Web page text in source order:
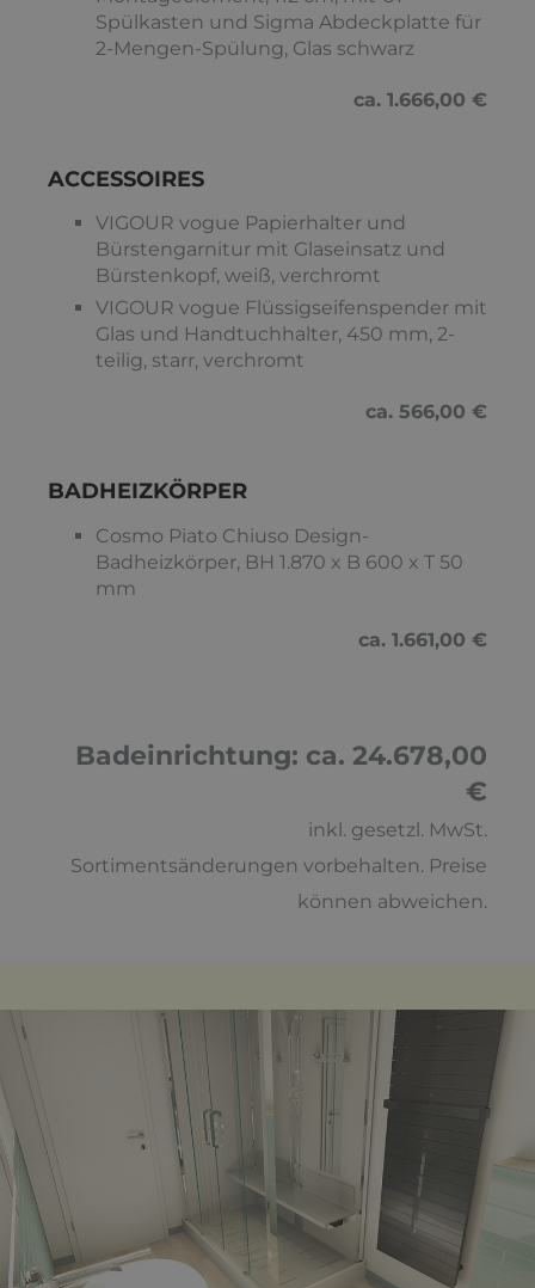
Spülkasten und Sigma Abdeckplatte für
2-Mengen-Spülung, Glas schwarz
ca. 1.666,00 €
ACCESSOIRES
VIGOUR vogue Papierhalter und
Bürstengarnitur mit Glaseinsatz und
Bürstenkopf, weiß, verchromt
VIGOUR vogue Flüssigseifenspender mit
Glas und Handtuchhalter, 450 mm, 2-
teilig, starr, verchromt
ca. 566,00 €
BADHEIZKÖRPER
Cosmo Piato Chiuso Design-
Badheizkörper, BH 1.870 x B 600 x T 50
mm
ca. 1.661,00 €
Badeinrichtung: ca. 24.678,00
€
inkl. gesetzl. MwSt.
Sortimentsänderungen vorbehalten. Preise
können abweichen.